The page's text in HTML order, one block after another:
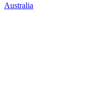
Australia